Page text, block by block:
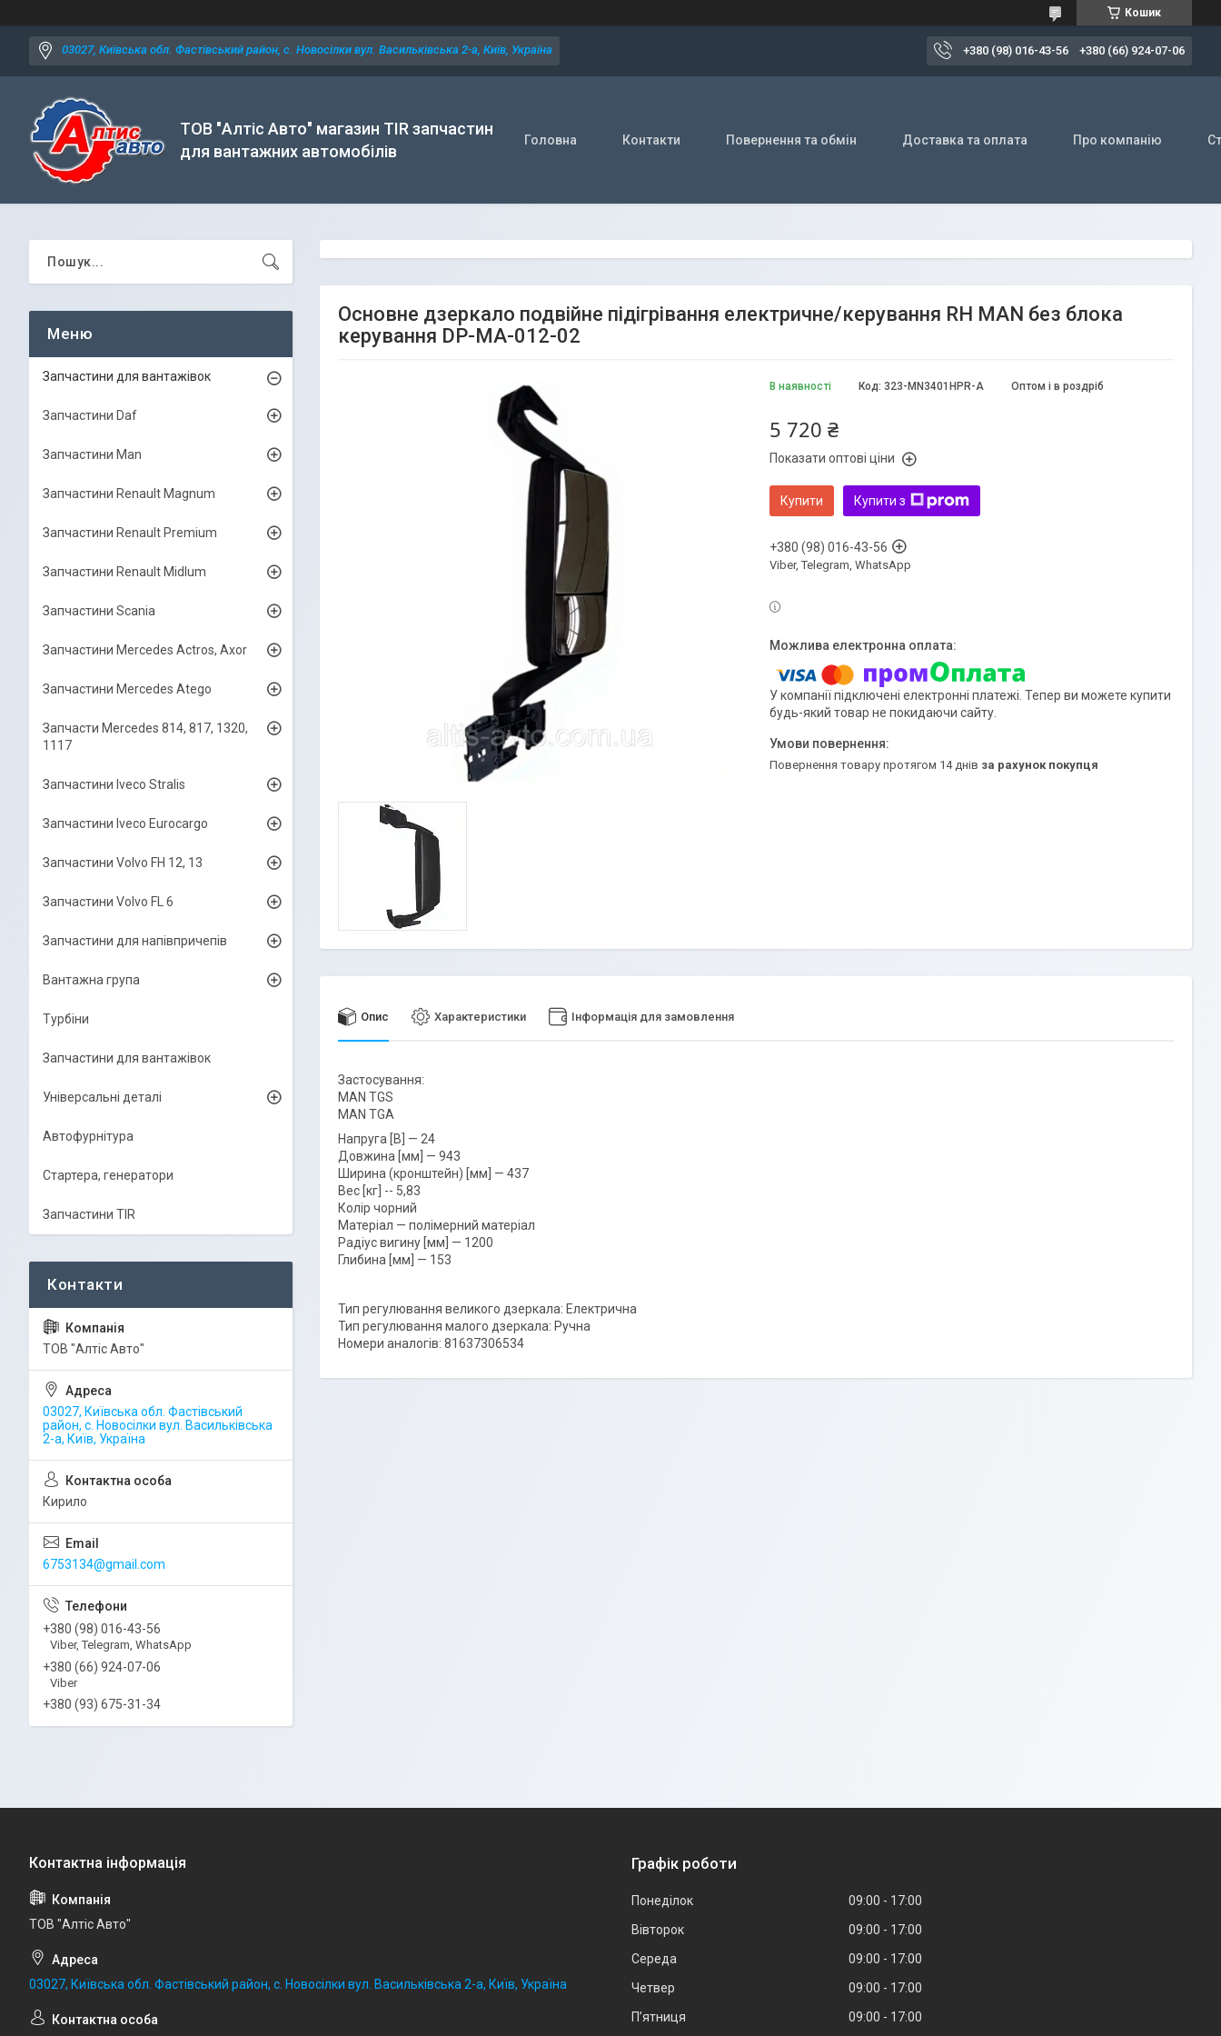
Кошик
03027, Київська обл. Фастівський район, с. Новосілки вул. Васильківська 2-а, Київ, Україна +380 (98) 016-43-56 +380 (66) 924-07-06
ТОВ "Алтіс Авто" магазин TIR запчастин
для вантажних автомобілів
Головна Контакти Повернення та обмін Доставка та оплата Про компанію
Основне дзеркало подвійне підігрівання електричне/керування RH MAN без блока
керування DP-MA-012-02
В наявності Оптом і в роздріб
Код: 323-MN3401HPR-A
5 720 ₴
Показати оптові ціни
Купити Купити з
+380 (98) 016-43-56
Viber, Telegram, WhatsApp
У компанії підключені електронні платежі. Тепер ви можете купити
будь-який товар не покидаючи сайту.
повернення товару протягом 14 днів за рахунок покупця
Опис Характеристики Інформація для замовлення
Застосування:
MAN TGS
MAN TGA
Напруга [В] — 24
Довжина [мм] — 943
Ширина (кронштейн) [мм] — 437
Вес [кг] -- 5,83
Колір чорний
Матеріал — полімерний матеріал
Радіус вигину [мм] — 1200
Глибина [мм] — 153
Тип регулювання великого дзеркала: Електрична
Тип регулювання малого дзеркала: Ручна
Номери аналогів: 81637306534
Запчастини для вантажівок
Запчастини Daf
Запчастини Man
Запчастини Renault Magnum
Запчастини Renault Premium
Запчастини Renault Midlum
Запчастини Scania
Запчастини Mercedes Actros, Axor
Запчастини Mercedes Atego
Запчасти Mercedes 814, 817, 1320,
1117
Запчастини Iveco Stralis
Запчастини Iveco Eurocargo
Запчастини Volvo FH 12, 13
Запчастини Volvo FL 6
Запчастини для напівпричепів
Вантажна група
Турбіни
Запчастини для вантажівок
Універсальні деталі
Автофурнітура
Стартера, генератори
Запчастини TIR
ТОВ "Алтіс Авто"
03027, Київська обл. Фастівський
район, с. Новосілки вул. Васильківська
2-а, Київ, Україна
Кирило
6753134@gmail.com
+380 (98) 016-43-56
Viber, Telegram, WhatsApp
+380 (66) 924-07-06
Viber
+380 (93) 675-31-34
ТОВ "Алтіс Авто"
03027, Київська обл. Фастівський район, с. Новосілки вул. Васильківська 2-а, Київ, Україна
Графік роботи
Понеділок 09:00
17:00
Вівторок
09:00
17:00
Середа
09:00
17:00
Четвер
09:00
17:00
Пʼятниця
09:00 17:00